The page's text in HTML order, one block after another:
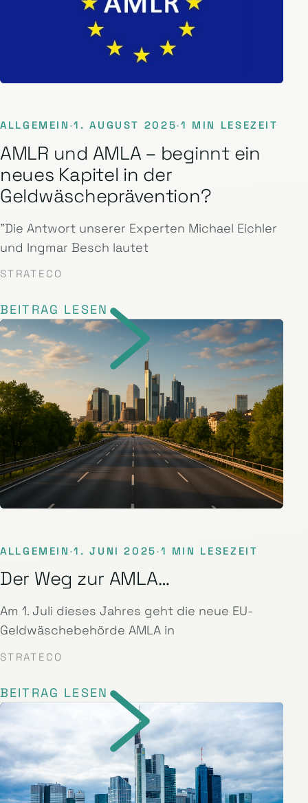
ALLGEMEIN ·1. AUGUST 2025·1 MIN LESEZEIT
AMLR und AMLA – beginnt ein
neues Kapitel in der
Geldwäscheprävention?
"Die Antwort unserer Experten Michael Eichler
und Ingmar Besch lautet
STRATECO
BEITRAG LESEN
ALLGEMEIN ·1. JUNI 2025·1 MIN LESEZEIT
Der Weg zur AMLA…
Am 1. Juli dieses Jahres geht die neue EU-
Geldwäschebehörde AMLA in
STRATECO
BEITRAG LESEN